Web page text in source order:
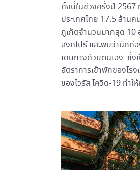
ทั้งนี้ในช่วงครึ่งปี 2567
ประเทศไทย 17.5 ล้าน
ภูเก็ตจำนวนมากสุด 10
สิงคโปร์ และพบว่านักท่
เดินทางด้วยตนเอง ซึ่ง
อัตราการเข้าพักของโ
ของไวรัส โควิด-19 ทำ